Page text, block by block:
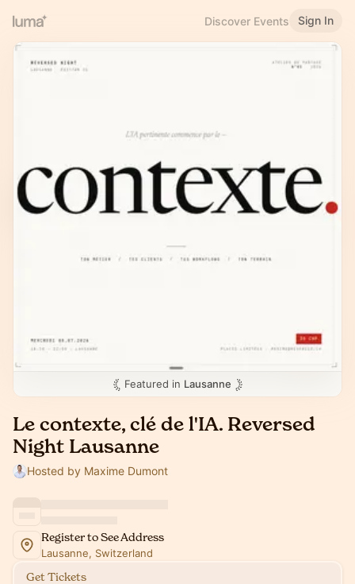
Discover Events Sign In
Featured in Lausanne
Le contexte, clé de l'IA. Reversed
Night Lausanne
Hosted by Maxime Dumont
Register to See Address
Lausanne, Switzerland
Get Tickets